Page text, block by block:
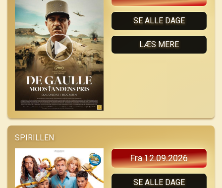
SE ALLE DAGE
LÆS MERE
SPIRILLEN
Fra 12.09.2026
SE ALLE DAGE